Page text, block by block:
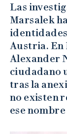
Las
Marsalek
Austria. En
Alexander
ciudadano
tras la
no existen
ese